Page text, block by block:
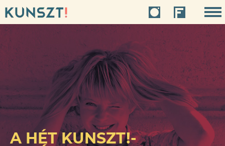
A HÉT KUNSZT!-